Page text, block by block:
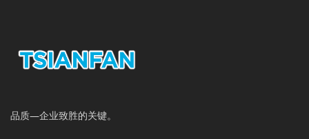
品质—企业致胜的关键。